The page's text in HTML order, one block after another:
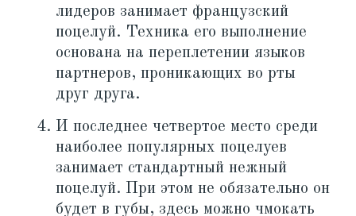
лидеров занимает французский
поцелуй. Техника его выполнение
основана на переплетении языков
партнеров, проникающих во рты
друг друга.
И последнее четвертое место среди
наиболее популярных поцелуев
занимает стандартный нежный
поцелуй. При этом не обязательно он
будет в губы, здесь можно чмокать